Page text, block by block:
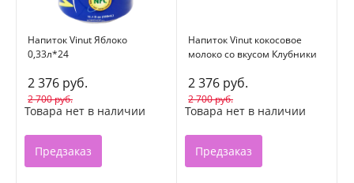
Напиток Vinut Яблоко
0,33л*24
2 376 руб.
2 700 руб.
Товара нет в наличии
Предзаказ
Напиток Vinut кокосовое
молоко со вкусом Клубники
2 376 руб.
2 700 руб.
Товара нет в наличии
Предзаказ